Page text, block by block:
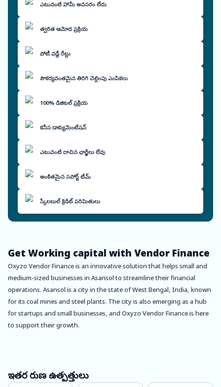
ఎటువంటి హామీ అవసరం లేదు
త్వరిత ఆమోద ప్రక్రియ
పోటీ వడ్డీ రేట్లు
సౌకర్యవంతమైన తిరిగి చెల్లింపు ఎంపికలు
100% డిజిటల్ ప్రక్రియ
కనీస డాక్యుమెంటేషన్
ఎటువంటి దాచిన ఛార్జీలు లేవు
అంకితమైన సపోర్ట్ టీమ్
స్కేలబుల్ క్రెడిట్ పరిమితులు
Get Working capital with Vendor Finance
Oxyzo Vendor Finance is an innovative solution that helps small and
medium-sized businesses in Asansol to streamline their financial
operations. Asansol is a city in the state of West Bengal, India, known
for its coal mines and steel plants. The city is also emerging as a hub
for startups and small businesses, and Oxyzo Vendor Finance is here
to support their growth.
credit. With Oxyzo, businesses can access unsecured credit lines that
can help them finance their inventory and other business expenses
ఇతర రుణ ఉత్పత్తులు